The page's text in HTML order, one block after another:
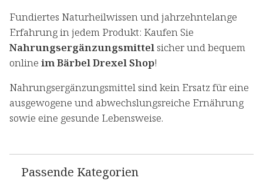
Fundiertes Naturheilwissen und jahrzehntelange
Erfahrung in jedem Produkt: Kaufen Sie
Nahrungsergänzungsmittel sicher und bequem
online im Bärbel Drexel Shop!
Nahrungsergänzungsmittel sind kein Ersatz für eine
ausgewogene und abwechslungsreiche Ernährung
sowie eine gesunde Lebensweise.
Passende Kategorien